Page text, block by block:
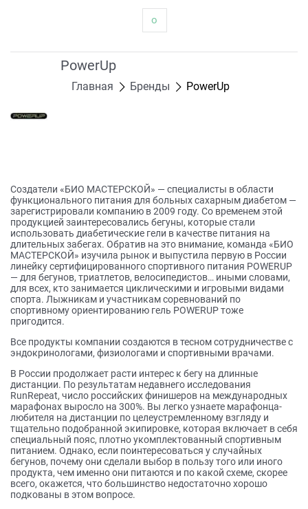
о
PowerUp
Главная Бренды PowerUp
Создатели «БИО МАСТЕРСКОЙ» — специалисты в области
функционального питания для больных сахарным диабетом —
зарегистрировали компанию в 2009 году. Со временем этой
продукцией заинтересовались бегуны, которые стали
использовать диабетические гели в качестве питания на
длительных забегах. Обратив на это внимание, команда «БИО
МАСТЕРСКОЙ» изучила рынок и выпустила первую в России
линейку сертифицированного спортивного питания POWERUP
— для бегунов, триатлетов, велосипедистов… иными словами,
для всех, кто занимается циклическими и игровыми видами
спорта. Лыжникам и участникам соревнований по
спортивному ориентированию гель POWERUP тоже
пригодится.
Все продукты компании создаются в тесном сотрудничестве с
эндокринологами, физиологами и спортивными врачами.
В России продолжает расти интерес к бегу на длинные
дистанции. По результатам недавнего исследования
RunRepeat, число российских финишеров на международных
марафонах выросло на 300%. Вы легко узнаете марафонца-
любителя на дистанции по целеустремленному взгляду и
тщательно подобранной экипировке, которая включает в себя
специальный пояс, плотно укомплектованный спортивным
питанием. Однако, если поинтересоваться у случайных
бегунов, почему они сделали выбор в пользу того или иного
продукта, чем именно они питаются и по какой схеме, скорее
всего, окажется, что большинство недостаточно хорошо
подкованы в этом вопросе.